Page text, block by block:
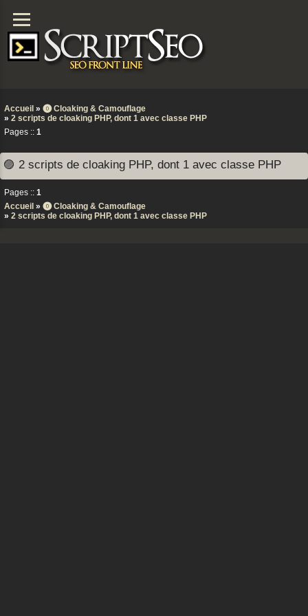
Accueil » ⓿ Cloaking & Camouflage
» 2 scripts de cloaking PHP, dont 1 avec classe PHP
Pages :: 1
🟣 2 scripts de cloaking PHP, dont 1 avec classe PHP
Pages :: 1
Accueil » ⓿ Cloaking & Camouflage
» 2 scripts de cloaking PHP, dont 1 avec classe PHP